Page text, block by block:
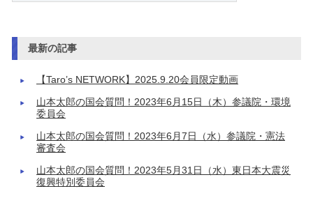
最新の記事
【Taro’s NETWORK】2025.9.20会員限定動画
山本太郎の国会質問！2023年6月15日（木）参議院・環境
委員会
山本太郎の国会質問！2023年6月7日（水）参議院・憲法
審査会
山本太郎の国会質問！2023年5月31日（水）東日本大震災
復興特別委員会